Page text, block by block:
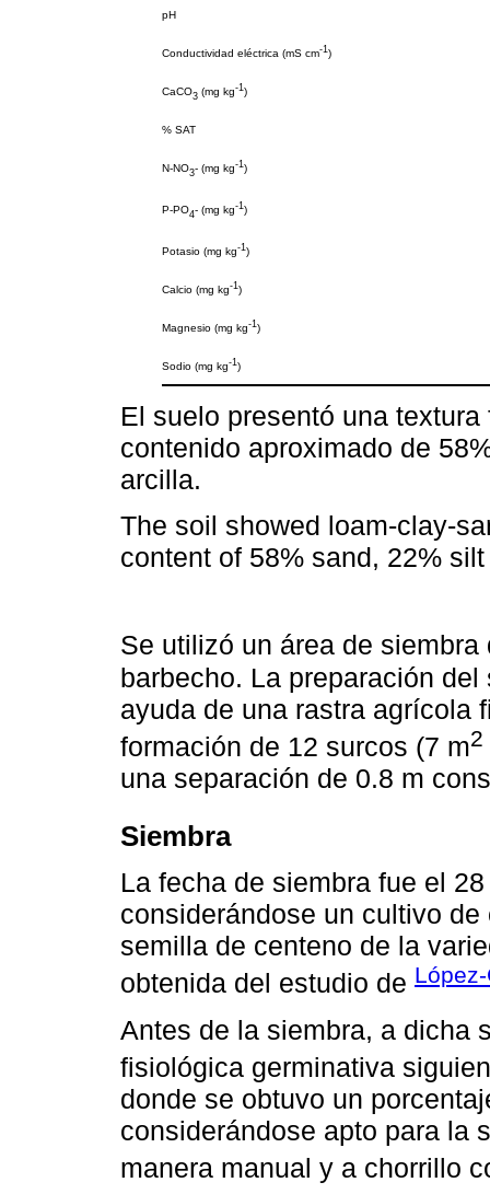
pH
Conductividad eléctrica (mS cm-1)
CaCO3(mg kg-1)
% SAT
N-NO3- (mg kg-1)
P-PO4- (mg kg-1)
Potasio (mg kg-1)
Calcio (mg kg-1)
Magnesio (mg kg-1)
Sodio (mg kg-1)
El suelo presentó una
contenido aproximado de
arcilla.
The soil showed loam-clay-
content of 58% sand, 22%
Se utilizó un área de siembra
barbecho. La preparación
ayuda de una rastra agrícola
formación de 12 surcos (7 m2
una separación de 0.8 m
Siembra
La fecha de siembra fue el
considerándose un cultivo
semilla de centeno de la
obtenida del estudio de
Antes de la siembra, a dicha
fisiológica germinativa
donde se obtuvo un
considerándose apto para la
manera manual y a chorrillo